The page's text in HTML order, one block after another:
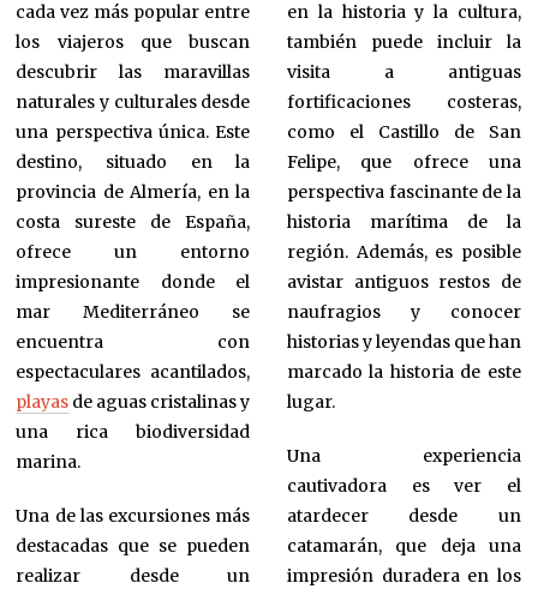
cada vez más popular entre
los viajeros que buscan
descubrir las maravillas
naturales y culturales desde
una perspectiva única. Este
destino, situado en la
provincia de Almería, en la
costa sureste de España,
ofrece un entorno
impresionante donde el
mar Mediterráneo se
encuentra con
espectaculares acantilados,
playas de aguas cristalinas y
una rica biodiversidad
marina.
Una de las excursiones más
destacadas que se pueden
realizar desde un
en la historia y la cultura,
también puede incluir la
visita a antiguas
fortificaciones costeras,
como el Castillo de San
Felipe, que ofrece una
perspectiva fascinante de la
historia marítima de la
región. Además, es posible
avistar antiguos restos de
naufragios y conocer
historias y leyendas que han
marcado la historia de este
lugar.
Una experiencia
cautivadora es ver el
atardecer desde un
catamarán, que deja una
impresión duradera en los